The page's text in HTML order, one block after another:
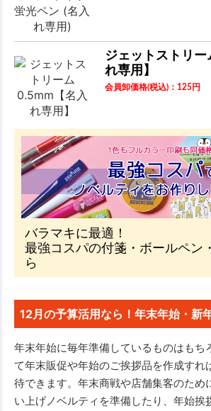
ジェットストリー
れ専用】
会員卸価格(税込) ： 125円
バラマキに最適！
最強コスパの付箋・ボールペン
ら
12月の予算活用なら！年末年始・新
年末年始に毎年準備しているものはもち
て年末販促や年始のご挨拶品を作成すれ
待できます。年末商戦や店舗集客のため
い上げノベルティを準備したり、年始挨